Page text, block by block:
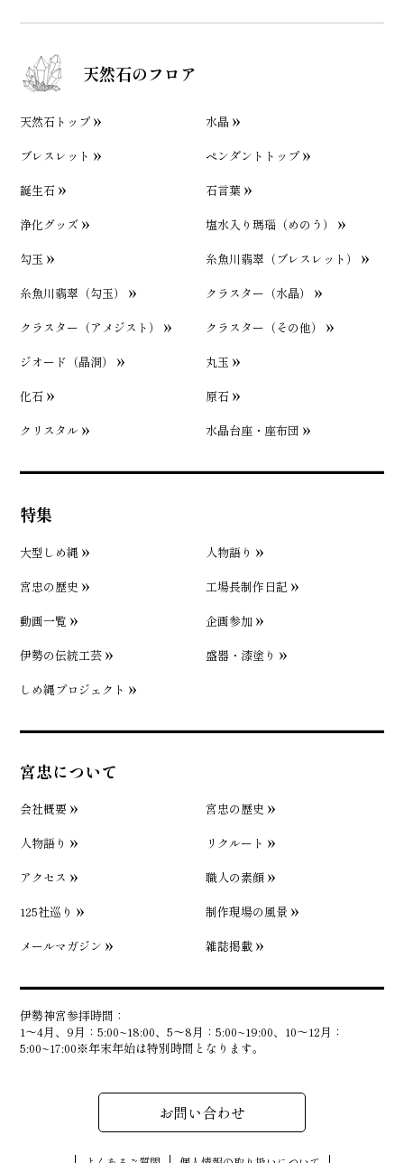
天然石のフロア
天然石トップ
水晶
ブレスレット
ペンダントトップ
誕生石
石言葉
浄化グッズ
塩水入り瑪瑙（めのう）
勾玉
糸魚川翡翠（ブレスレット）
糸魚川翡翠（勾玉）
クラスター（水晶）
クラスター（アメジスト）
クラスター（その他）
ジオード（晶洞）
丸玉
化石
原石
クリスタル
水晶台座・座布団
特集
大型しめ縄
人物語り
宮忠の歴史
工場長制作日記
動画一覧
企画参加
伊勢の伝統工芸
盛器・漆塗り
しめ縄プロジェクト
宮忠について
会社概要
宮忠の歴史
人物語り
リクルート
アクセス
職人の素顔
125社巡り
制作現場の風景
メールマガジン
雑誌掲載
伊勢神宮参拝時間：
1〜4月、9月：5:00~18:00、5〜8月：5:00~19:00、10〜12月：
5:00~17:00※年末年始は特別時間となります。
お問い合わせ